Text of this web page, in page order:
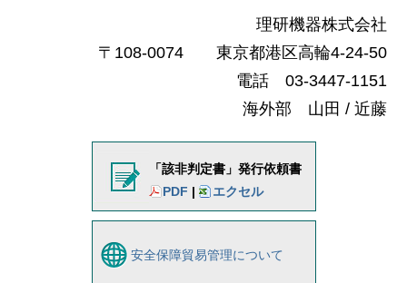
理研機器株式会社
〒108-0074 東京都港区高輪4-24-50
電話 03-3447-1151
海外部 山田 / 近藤
「該非判定書」発行依頼書
PDF | エクセル
安全保障貿易管理について